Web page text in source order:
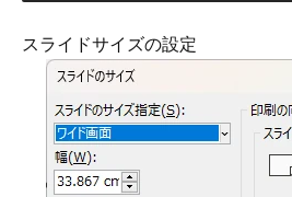
スライドサイズの設定